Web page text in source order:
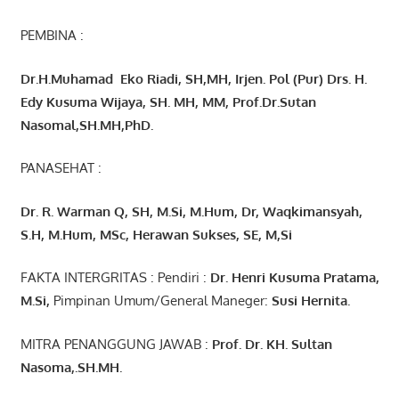
PEMBINA :
Dr.H.Muhamad Eko Riadi, SH,MH, Irjen. Pol (Pur) Drs. H.
Edy Kusuma Wijaya, SH. MH, MM, Prof. Dr.Sutan
Nasomal,SH.MH,PhD.
PANASEHAT :
Dr. R. Warman Q, SH, M.Si, M.Hum, Dr, Waqkimansyah,
S.H, M.Hum, MSc, Herawan Sukses, SE, M,Si
FAKTA INTERGRITAS : Pendiri : Dr. Henri Kusuma Pratama,
M.Si, Pimpinan Umum/General Maneger: Susi Hernita.
MITRA PENANGGUNG JAWAB : Prof. Dr. KH. Sultan
Nasoma,.SH.MH.